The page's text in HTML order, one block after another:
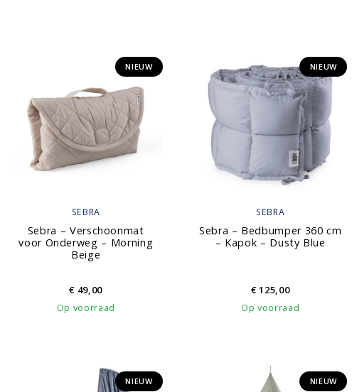
SEBRA
Sebra – Verschoonmat
voor Onderweg – Morning
Beige
NIEUW
€ 49,00
Op voorraad
SEBRA
Sebra – Bedbumper 360 cm
– Kapok – Dusty Blue
NIEUW
€125,00
Op voorraad
NIEUW NIEUW